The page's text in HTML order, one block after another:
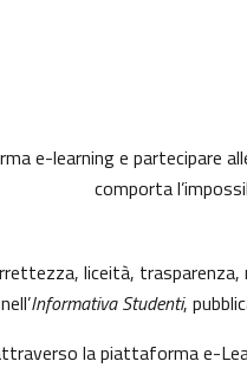
e-learning e partecipare
comporta
liceità,
Informativa Studenti,
la piattaforma e-